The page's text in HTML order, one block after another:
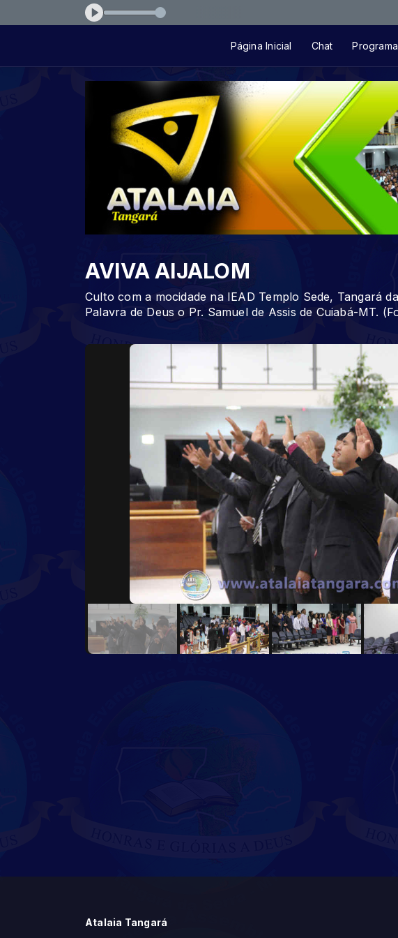
da-muralha-f92cd4
Página Inicial Chat
AVIVA AIJALOM
Culto com a mocidade na IEAD Templo Sede, Tangará
Palavra de Deus o Pr. Samuel de Assis de Cuiabá-MT.
Atalaia Tangará